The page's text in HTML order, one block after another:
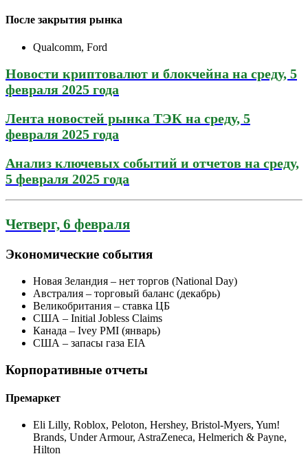
После закрытия рынка
Qualcomm, Ford
Новости криптовалют и блокчейна на среду, 5
февраля 2025 года
Лента новостей рынка ТЭК на среду, 5
февраля 2025 года
Анализ ключевых событий и отчетов на среду,
5 февраля 2025 года
Четверг, 6 февраля
Экономические события
Новая Зеландия – нет торгов (National Day)
Австралия – торговый баланс (декабрь)
Великобритания – ставка ЦБ
США – Initial Jobless Claims
Канада – Ivey PMI (январь)
США – запасы газа EIA
Корпоративные отчеты
Премаркет
Eli Lilly, Roblox, Peloton, Hershey, Bristol-Myers, Yum!
Brands, Under Armour, AstraZeneca, Helmerich & Payne,
Hilton